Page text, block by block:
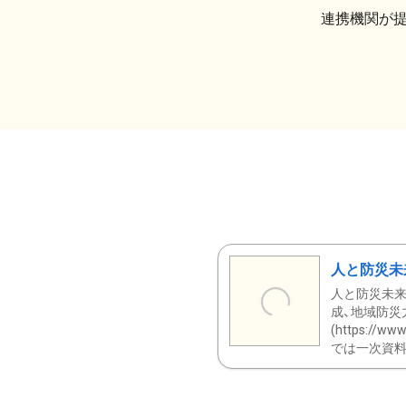
連携機関が
人と防災
人と防災未
成、地域防
(https://
では一次資料